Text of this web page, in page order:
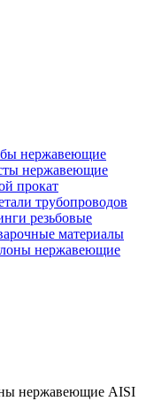
нержавеющие AISI